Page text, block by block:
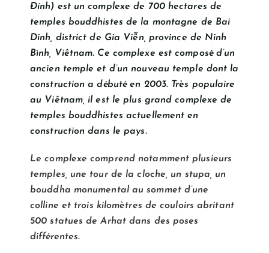
Đính) est un complexe de 700 hectares de
temples bouddhistes de la montagne de Bai
Dinh, district de Gia Viễn, province de Ninh
Bình, Viêtnam. Ce complexe est composé d’un
ancien temple et d’un nouveau temple dont la
construction a débuté en 2003. Très populaire
au Viêtnam, il est le plus grand complexe de
temples bouddhistes actuellement en
construction dans le pays.
Le complexe comprend notamment plusieurs
temples, une tour de la cloche, un stupa, un
bouddha monumental au sommet d’une
colline et trois kilomètres de couloirs abritant
500 statues de Arhat dans des poses
différentes.